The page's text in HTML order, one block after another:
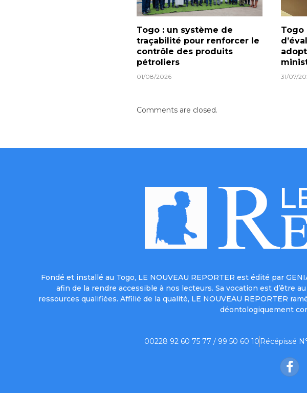
Togo : un système de
traçabilité pour renforcer le
contrôle des produits
pétroliers
01/08/2026
Togo
31/07/
Comments are closed.
Fondé et installé au Togo, LE NOUVEAU REPORTER est édité par
afin de la rendre accessible à nos lecteurs. Sa vocation est d’être
ressources qualifiées. Affilié de la qualité, LE NOUVEAU REPORTER
déontologiquement
00228 92 60 75 77 / 99 50 60 10 Récépissé